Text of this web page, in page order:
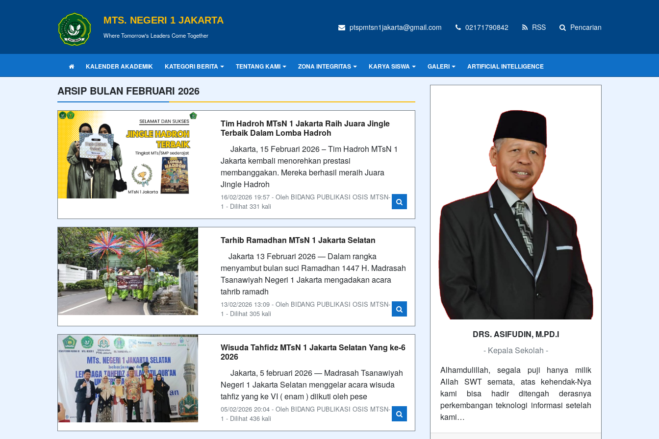
MTS. NEGERI 1 JAKARTA
Where Tomorrow's Leaders Come Together
ptspmtsn1jakarta@gmail.com 02171790842 RSS Pencarian
KALENDER AKADEMIK KATEGORI BERITA TENTANG KAMI ZONA INTEGRITAS KARYA SISWA GALERI ARTIFICIAL INTELLIGENCE
ARSIP BULAN FEBRUARI 2026
Tim Hadroh MTsN 1 Jakarta Raih Juara Jingle
Terbaik Dalam Lomba Hadroh
Jakarta, 15 Februari 2026 – Tim Hadroh MTsN 1
Jakarta kembali menorehkan prestasi
membanggakan. Mereka berhasil meraih Juara
Jingle Hadroh
16/02/2026 19:57 - Oleh BIDANG PUBLIKASI OSIS MTSN-
1 - Dilihat 331 kali
Tarhib Ramadhan MTsN 1 Jakarta Selatan
Jakarta 13 Februari 2026 — Dalam rangka
menyambut bulan suci Ramadhan 1447 H. Madrasah
Tsanawiyah Negeri 1 Jakarta mengadakan acara
tahrib ramadh
13/02/2026 13:09 - Oleh BIDANG PUBLIKASI OSIS MTSN-
1 - Dilihat 305 kali
Wisuda Tahfidz MTsN 1 Jakarta Selatan Yang ke-6
2026
Jakarta, 5 februari 2026 — Madrasah Tsanawiyah
Negeri 1 Jakarta Selatan menggelar acara wisuda
tahfiz yang ke VI ( enam ) diikuti oleh pese
05/02/2026 20:04 - Oleh BIDANG PUBLIKASI OSIS MTSN-
1 - Dilihat 436 kali
DRS. ASIFUDIN, M.PD.I
- Kepala Sekolah -
Alhamdulillah, segala puji hanya milik
Allah SWT semata, atas kehendak-Nya
kami bisa hadir ditengah derasnya
perkembangan teknologi informasi setelah
kami…